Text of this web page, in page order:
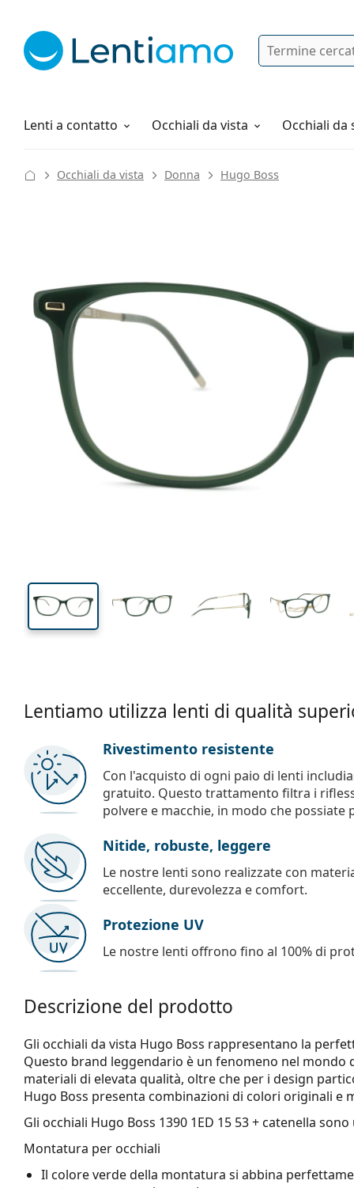
Ricerca
Lenti a contatto
Soluzioni Occhiali da vista Occhiali da
Tutto sugli acquisti
Occhiali da vista Donna Hugo Boss
132 mm
Larghezza montatura
40 mm
Altezza lente Diametro lente (Calibro)
Diametro
lente
Lentiamo utilizza lenti di qualità
Rivestimento resistente
Con l'acquisto di ogni paio di lenti
gratuito. Questo trattamento filtra i
polvere e macchie, in modo che
Nitide, robuste, leggere
Le nostre lenti sono realizzate con
eccellente, durevolezza e comfort.
Protezione UV
Le nostre lenti offrono fino al 100% di
Descrizione del prodotto
Gli occhiali da vista Hugo Boss rappresentano la
Questo brand leggendario è un fenomeno nel mondo
materiali di elevata qualità, oltre che per i design
Hugo Boss presenta combinazioni di colori originali
Gli occhiali Hugo Boss 1390 1ED 15 53 + catenella sono
Montatura per occhiali
Il colore verde della montatura si abbina